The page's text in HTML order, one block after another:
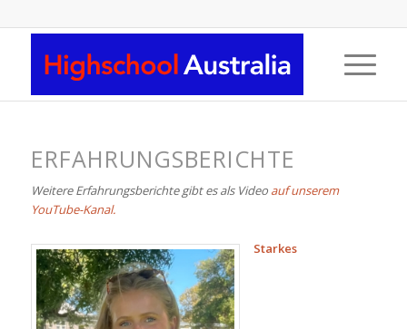
ERFAHRUNGSBERICHTE
Weitere Erfahrungsberichte gibt es als Videoauf unserem
YouTube-Kanal.
Starkes